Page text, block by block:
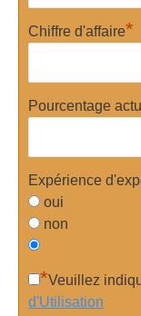
Chiffre d'affaire*
Pourcentage
Expérience
oui
non
*Veuillez
d'Utilisation